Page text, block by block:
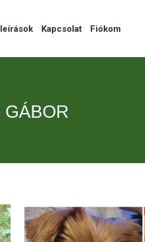
Kapcsolat Fiókom